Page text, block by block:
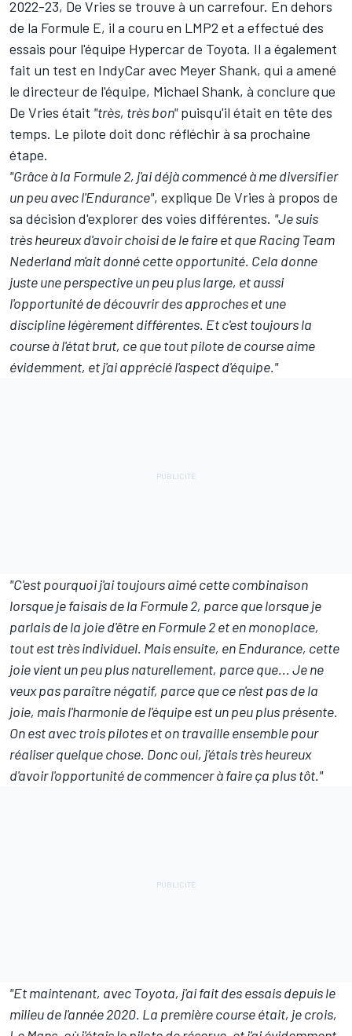
2022-23, De Vries se trouve à un carrefour. En dehors
de la Formule E, il a couru en LMP2 et a effectué des
essais pour l'équipe Hypercar de Toyota. Il a également
fait un test en IndyCar avec Meyer Shank, qui a amené
le directeur de l'équipe, Michael Shank, à conclure que
De Vries était "très, très bon"puisqu'il était en tête des
temps. Le pilote doit donc réfléchir à sa prochaine
étape.
"Grâce à la Formule 2, j'ai déjà commencé à me diversifier
un peu avec l'Endurance", explique De Vries à propos de
sa décision d'explorer des voies différentes. "Je suis
très heureux d'avoir choisi de le faire et que Racing Team
Nederland m'ait donné cette opportunité. Cela donne
juste une perspective un peu plus large, et aussi
l'opportunité de découvrir des approches et une
discipline légèrement différentes. Et c'est toujours la
course à l'état brut, ce que tout pilote de course aime
évidemment, et j'ai apprécié l'aspect d'équipe."
"C'est pourquoi j'ai toujours aimé cette combinaison
lorsque je faisais de la Formule 2, parce que lorsque je
parlais de la joie d'être en Formule 2 et en monoplace,
tout est très individuel. Mais ensuite, en Endurance, cette
joie vient un peu plus naturellement, parce que... Je ne
veux pas paraître négatif, parce que ce n'est pas de la
joie, mais l'harmonie de l'équipe est un peu plus présente.
On est avec trois pilotes et on travaille ensemble pour
réaliser quelque chose. Donc oui, j'étais très heureux
d'avoir l'opportunité de commencer à faire ça plus tôt."
"Et maintenant, avec Toyota, j'ai fait des essais depuis le
milieu de l'année 2020. La première course était, je crois,